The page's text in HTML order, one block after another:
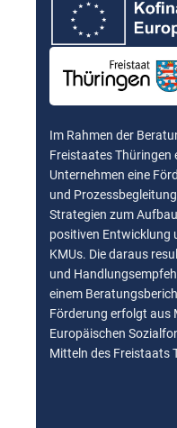
Im Rahmen der
Freistaates Thüringen
Unternehmen eine
und
Strategien zum
positiven Entwicklung
KMUs. Die daraus
und
einem
Förderung erfolgt aus
Europäischen
Mitteln des Freistaats